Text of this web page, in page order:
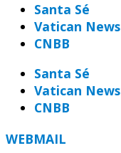
Santa Sé
Vatican News
CNBB
Santa Sé
Vatican News
CNBB
WEBMAIL